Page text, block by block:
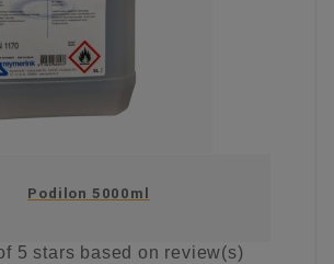
Podilon 5000ml
5 stars based on review(s)